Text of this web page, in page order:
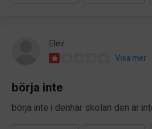
Elev
Visa mer
börja inte
börja inte i denhär skolan den är